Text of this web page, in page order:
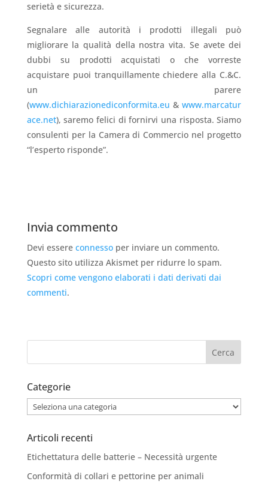
serietà e sicurezza.
Segnalare alle autorità i prodotti illegali può
migliorare la qualità della nostra vita. Se avete dei
dubbi su prodotti acquistati o che vorreste
acquistare puoi tranquillamente chiedere alla C.&C.
un parere
(www.dichiarazionediconformita.eu &www.marcatur
ace.net), saremo felici di fornirvi una risposta. Siamo
consulenti per la Camera di Commercio nel progetto
“l’esperto risponde”.
Invia commento
Devi essere connessoper inviare un commento.
Questo sito utilizza Akismet per ridurre lo spam.
Scopri come vengono elaborati i dati derivati dai
commenti.
Categorie
Categorie
Articoli recenti
Etichettatura delle batterie – Necessità urgente
Conformità di collari e pettorine per animali